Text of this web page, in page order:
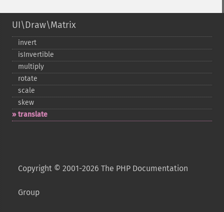
UI\Draw\Matrix
invert
isInvertible
multiply
rotate
scale
skew
translate
Copyright © 2001-2026 The PHP Documentation
Group